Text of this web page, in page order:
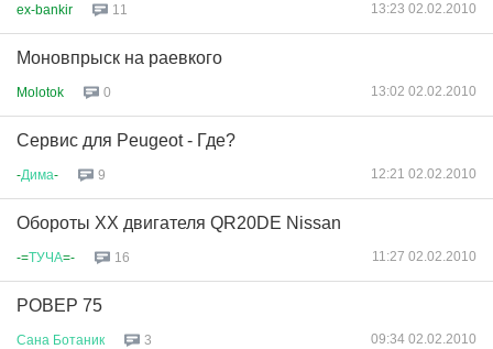
ex-bankir 11 13:23 02.02.2010
Моновпрыск на раевкого
Molotok 0 13:02 02.02.2010
Сервис для Peugeot - Где?
-Дима- 9 12:21 02.02.2010
Обороты ХХ двигателя QR20DE Nissan
-=ТУЧА=- 16 11:27 02.02.2010
РОВЕР 75
Сана Ботаник 3 09:34 02.02.2010